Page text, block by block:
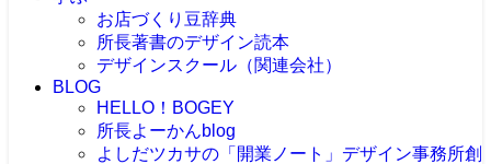
お店づくり豆辞典
所長著書のデザイン読本
デザインスクール（関連会社）
BLOG
HELLO！BOGEY
所長よーかんblog
よしだツカサの「開業ノート」 デザイン事務所創